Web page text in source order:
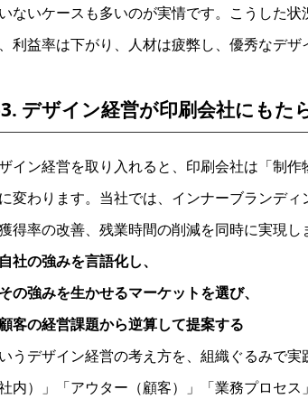
ないケースも多いのが実情です。こうした
利益率は下がり、人材は疲弊し、優秀なデ
デザイン経営が印刷会社にもた
イン経営を取り入れると、印刷会社は「制
変わります。当社では、インナーブランデ
得率の改善、残業時間の削減を同時に実現し
社の強みを言語化し、
その強みを生かせるマーケットを選び、
顧客の経営課題から逆算して提案する
うデザイン経営の考え方を、組織ぐるみで
社内）」「アウター（顧客）」「業務プロセ